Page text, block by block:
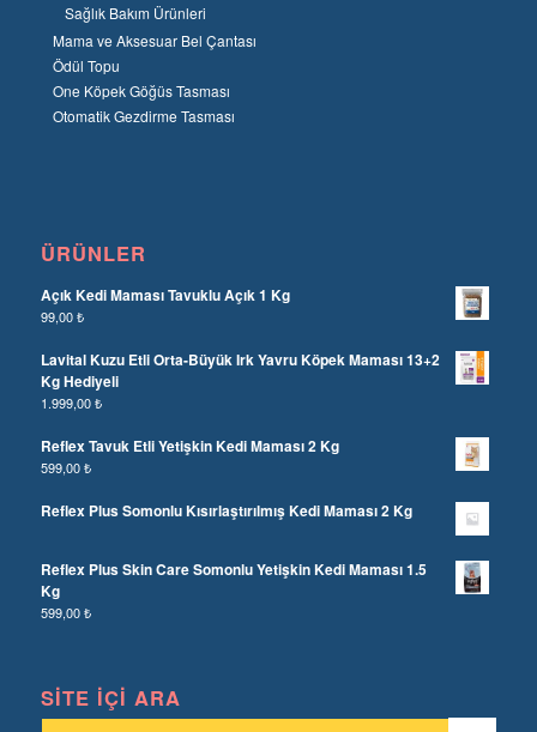
Sağlık Bakım Ürünleri
Mama ve Aksesuar Bel Çantası
Ödül Topu
One Köpek Göğüs Tasması
Otomatik Gezdirme Tasması
ÜRÜNLER
Açık Kedi Maması Tavuklu Açık 1 Kg
99,00₺
Lavital Kuzu Etli Orta-Büyük Irk Yavru Köpek Maması 13+2
Kg Hediyeli
1.999,00₺
Reflex Tavuk Etli Yetişkin Kedi Maması 2 Kg
599,00₺
Reflex Plus Somonlu Kısırlaştırılmış Kedi Maması 2 Kg
Reflex Plus Skin Care Somonlu Yetişkin Kedi Maması 1.5
Kg
599,00₺
SITE İÇI ARA